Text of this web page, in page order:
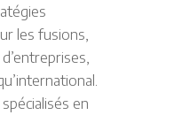
les fusions,
en